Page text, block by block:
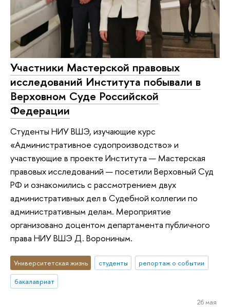
Участники Мастерской правовых
исследований Института побывали в
Верховном Суде Российской
Федерации
Студенты НИУ ВШЭ, изучающие курс
«Административное судопроизводство» и
участвующие в проекте Института — Мастерская
правовых исследований — посетили Верховный Суд
РФ и ознакомились с рассмотрением двух
административных дел в Судебной коллегии по
административным делам. Мероприятие
организовано доцентом департамента публичного
права НИУ ВШЭ Д. Ворониным.
Университетская жизнь студенты
репортаж о событии
бакалавриат
26 мая